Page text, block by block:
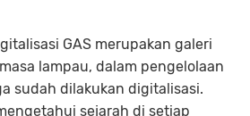
GAS merupakan galeri
lampau, dalam pengelolaan
sudah dilakukan digitalisasi.
sejarah di setiap